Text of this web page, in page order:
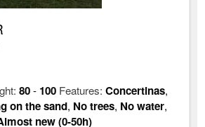
80- 100 Features:Concertinas,
on the sand, No trees, No water,
new (0-50h)